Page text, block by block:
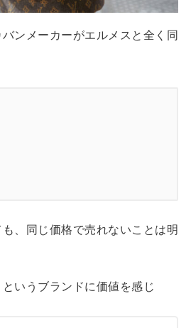
ンメーカーがエルメスと全く同
、同じ価格で売れないことは明
いうブランドに価値を感じ